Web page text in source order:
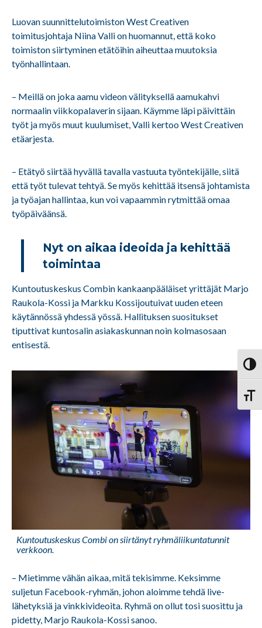
Luovan suunnittelutoimiston West Creativen
toimitusjohtaja Niina Vallion huomannut, että koko
toimiston siirtyminen etätöihin aiheuttaa muutoksia
työnhallintaan.
– Meillä on joka aamu videon välityksellä aamukahvi
normaalin viikkopalaverin sijaan. Käymme läpi päivittäin
työt ja myös muut kuulumiset, Valli kertoo West Creativen
etäarjesta.
– Etätyö siirtää hyvällä tavalla vastuuta työntekijälle, siitä
että työt tulevat tehtyä. Se myös kehittää itsensä johtamista
ja työajan hallintaa, kun voi vapaammin rytmittää omaa
työpäiväänsä.
Nyt on aikaa ideoida ja kehittää
toimintaa
Kuntoutuskeskus Combin kankaanpääläiset yrittäjät Marjo
Raukola-Kossi ja Markku Kossijoutuivat uuden eteen
käytännössä yhdessä yössä. Hallituksen suositukset
tiputtivat kuntosalin asiakaskunnan noin kolmasosaan
entisestä.
Kuntoutuskeskus Combi on siirtänyt ryhmäliikuntatunnit
verkkoon.
– Mietimme vähän aikaa, mitä tekisimme. Keksimme
suljetun Facebook-ryhmän, johon aloimme tehdä live-
lähetyksiä ja vinkkivideoita. Ryhmä on ollut tosi suosittu ja
pidetty, Marjo Raukola-Kossi sanoo.